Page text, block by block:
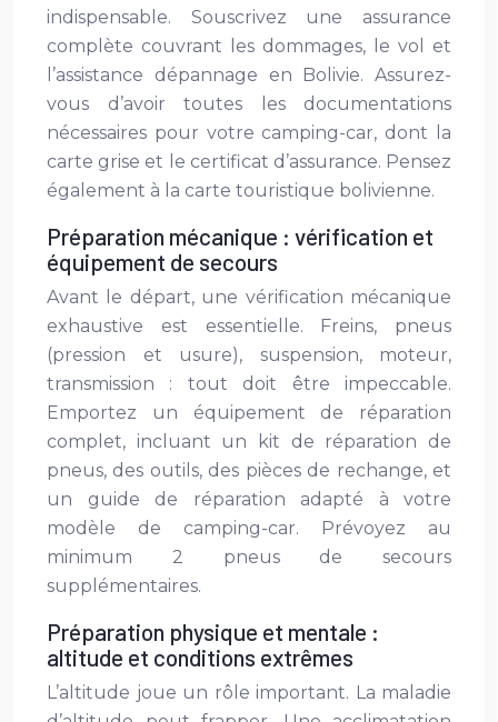
indispensable. Souscrivez une assurance
complète couvrant les dommages, le vol et
l’assistance dépannage en Bolivie. Assurez-
vous d’avoir toutes les documentations
nécessaires pour votre camping-car, dont la
carte grise et le certificat d’assurance. Pensez
également à la carte touristique bolivienne.
Préparation mécanique : vérification et
équipement de secours
Avant le départ, une vérification mécanique
exhaustive est essentielle. Freins, pneus
(pression et usure), suspension, moteur,
transmission : tout doit être impeccable.
Emportez un équipement de réparation
complet, incluant un kit de réparation de
pneus, des outils, des pièces de rechange, et
un guide de réparation adapté à votre
modèle de camping-car. Prévoyez au
minimum 2 pneus de secours
supplémentaires.
Préparation physique et mentale :
altitude et conditions extrêmes
L’altitude joue un rôle important. La maladie